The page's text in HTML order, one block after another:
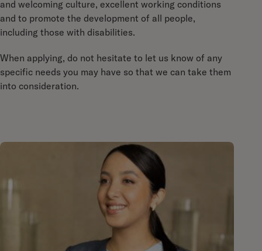
and welcoming culture, excellent working conditions
and to promote the development of all people,
including those with disabilities.
When applying, do not hesitate to let us know of any
specific needs you may have so that we can take them
into consideration.